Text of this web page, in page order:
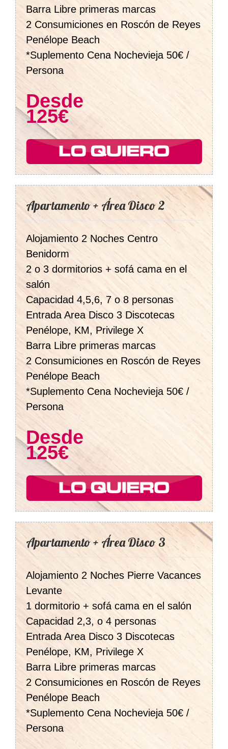
Barra Libre primeras marcas
2 Consumiciones en Roscón de Reyes
Penélope Beach
*Suplemento Cena Nochevieja 50€ /
Persona
Desde
125€
Apartamento + Área Disco 2
Alojamiento 2 Noches Centro
Benidorm
2 o 3 dormitorios + sofá cama en el
salón
Capacidad 4,5,6, 7 o 8 personas
Entrada Area Disco 3 Discotecas
Penélope, KM, Privilege X
Barra Libre primeras marcas
2 Consumiciones en Roscón de Reyes
Penélope Beach
*Suplemento Cena Nochevieja 50€ /
Persona
Desde
125€
Apartamento + Área Disco 3
Alojamiento 2 Noches Pierre Vacances
Levante
1 dormitorio + sofá cama en el salón
Capacidad 2,3, o 4 personas
Entrada Area Disco 3 Discotecas
Penélope, KM, Privilege X
Barra Libre primeras marcas
2 Consumiciones en Roscón de Reyes
Penélope Beach
*Suplemento Cena Nochevieja 50€ /
Persona